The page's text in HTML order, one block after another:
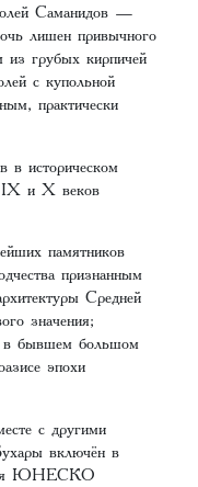
Саманидов —
лишен привычного
из грубых кирпичей
с купольной
практически
в историческом
IX и X веков
памятников
признанным
Средней
значения;
в бывшем большом
эпохи
с другими
включён в
ЮНЕСКО